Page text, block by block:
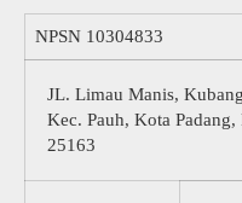
NPSN 10304833
JL. Limau Manis,
Kec. Pauh, Kota Padang,
25163